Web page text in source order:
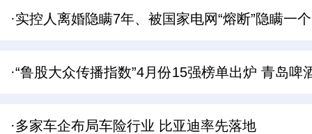
·实控人离婚隐瞒7年、被国家电网“熔断”隐瞒一
·“鲁股大众传播指数”4月份15强榜单出炉 青岛啤
·多家车企布局车险行业 比亚迪率先落地